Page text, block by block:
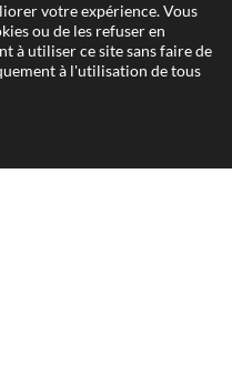
votre expérience. Vous
ou de les refuser en
à utiliser ce site sans faire de
à l'utilisation de tous